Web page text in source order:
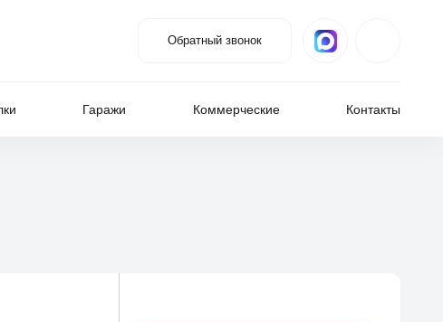
Обратный звонок
Гаражи Коммерческие Контакты